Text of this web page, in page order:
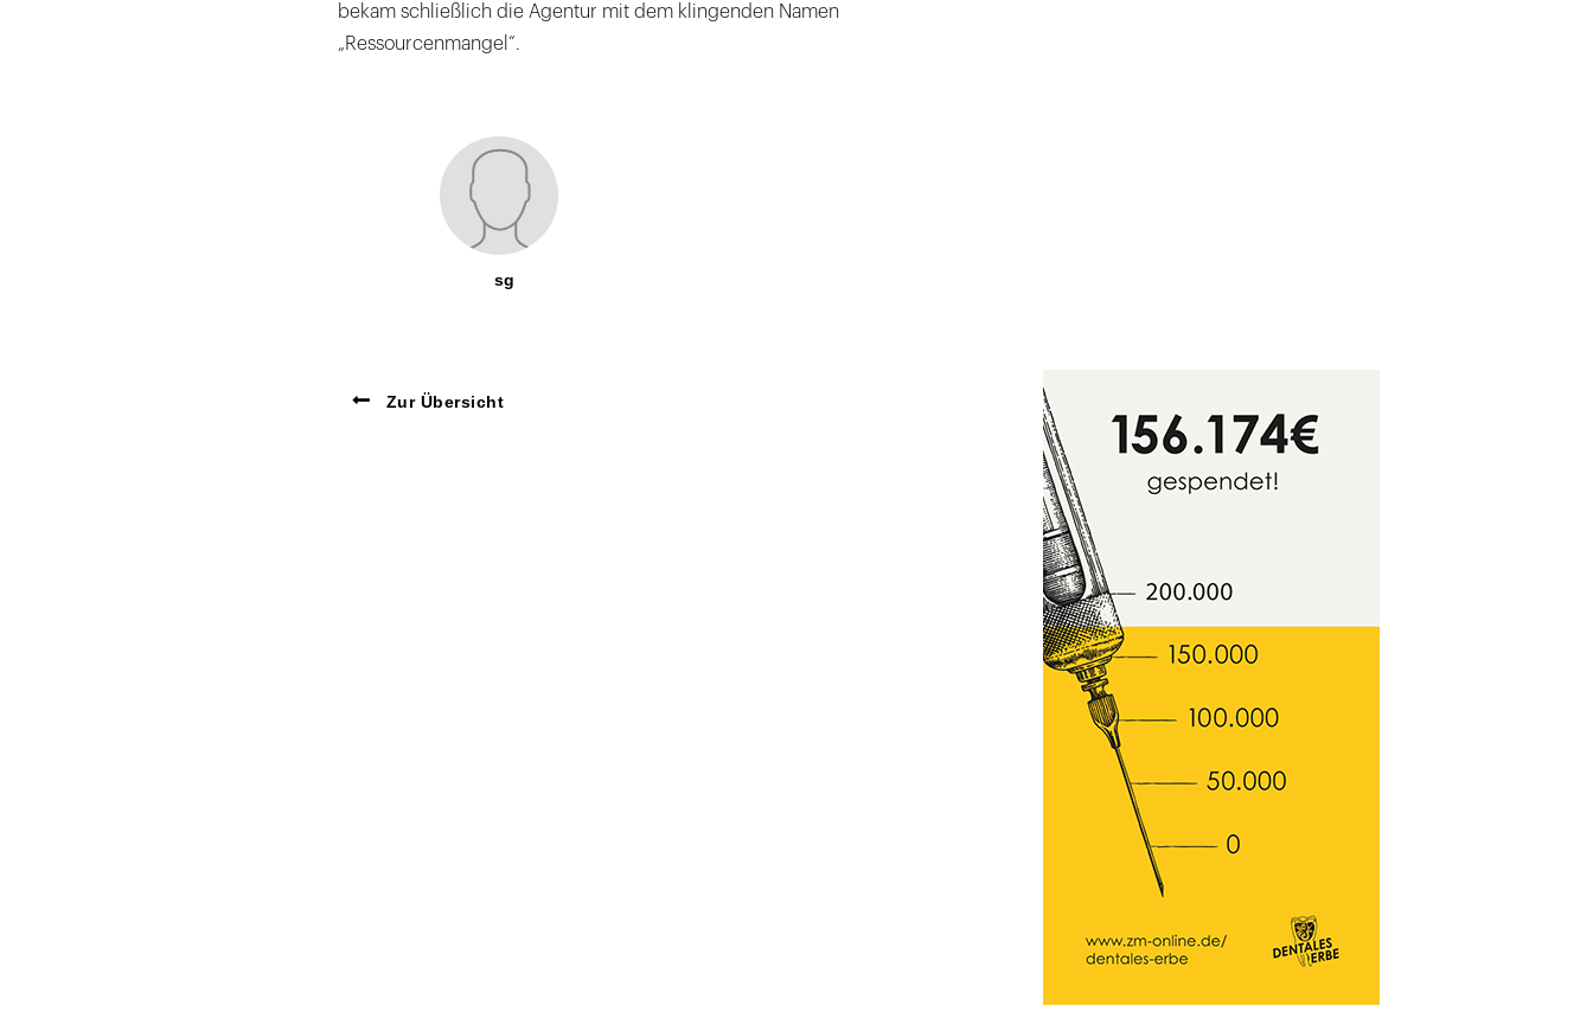
bekam schließlich die Agentur mit dem klingenden Namen
„Ressourcenmangel“.
sg
Zur Übersicht